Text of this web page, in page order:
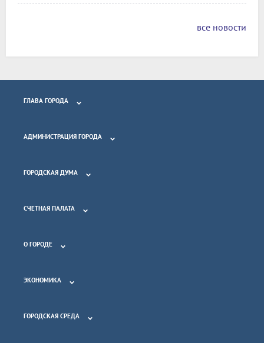
все новости
ГЛАВА ГОРОДА
АДМИНИСТРАЦИЯ ГОРОДА
ГОРОДСКАЯ ДУМА
СЧЕТНАЯ ПАЛАТА
О ГОРОДЕ
ЭКОНОМИКА
ГОРОДСКАЯ СРЕДА